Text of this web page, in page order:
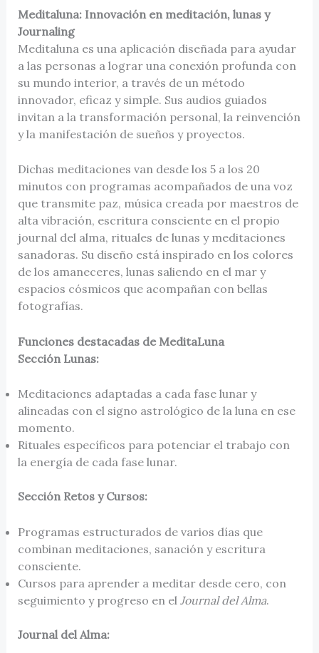
Meditaluna: Innovación en meditación, lunas y
Journaling
Meditaluna es una aplicación diseñada para ayudar
a las personas a lograr una conexión profunda con
su mundo interior, a través de un método
innovador, eficaz y simple. Sus audios guiados
invitan a la transformación personal, la reinvención
y la manifestación de sueños y proyectos.
Dichas meditaciones van desde los 5 a los 20
minutos con programas acompañados de una voz
que transmite paz, música creada por maestros de
alta vibración, escritura consciente en el propio
journal del alma, rituales de lunas y meditaciones
sanadoras. Su diseño está inspirado en los colores
de los amaneceres, lunas saliendo en el mar y
espacios cósmicos que acompañan con bellas
fotografías.
Funciones destacadas de MeditaLuna
Sección Lunas:
Meditaciones adaptadas a cada fase lunar y
alineadas con el signo astrológico de la luna en ese
momento.
Rituales específicos para potenciar el trabajo con
la energía de cada fase lunar.
Sección Retos y Cursos:
Programas estructurados de varios días que
combinan meditaciones, sanación y escritura
consciente.
Cursos para aprender a meditar desde cero, con
seguimiento y progreso en el Journal del Alma.
Journal del Alma: